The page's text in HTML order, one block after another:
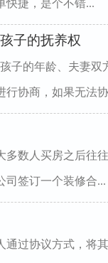
快捷，是个不错...
子的抚养权
子的年龄、夫妻
行协商，如果无法
数人买房之后往
司签订一个装修合...
过协议方式，将